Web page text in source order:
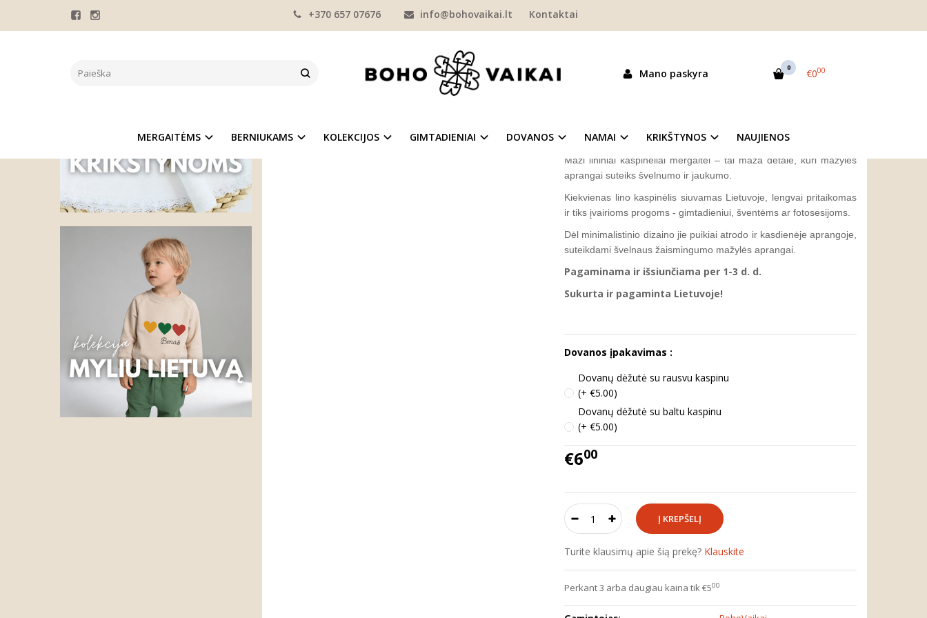
+370 657 07676 info@bohovaikai.lt Kontaktai
Mano paskyra 0 €000
MERGAITĖMS BERNIUKAMS KOLEKCIJOS GIMTADIENIAI DOVANOS NAMAI KRIKŠTYNOS NAUJIENOS
MAŽI LININIAI KASPINĖLIAI MERGAITEI (2VNT.)
Maži lininiai kaspinėliai mergaitei – tai maža detalė, kuri mažylės
aprangai suteiks švelnumo ir jaukumo.
Kiekvienas lino kaspinėlis siuvamas Lietuvoje, lengvai pritaikomas
ir tiks įvairioms progoms - gimtadieniui, šventėms ar fotosesijoms.
Dėl minimalistinio dizaino jie puikiai atrodo ir kasdienėje aprangoje,
suteikdami švelnaus žaismingumo mažylės aprangai.
Pagaminama ir išsiunčiama per 1-3 d. d.
Sukurta ir pagaminta Lietuvoje!
Dovanos įpakavimas :
Dovanų dėžutė su rausvu kaspinu
(+ €5.00)
Dovanų dėžutė su baltu kaspinu
(+ €5.00)
€600
Turite klausimų apie šią prekę? Klauskite
Perkant 3 arba daugiau kaina tik €500